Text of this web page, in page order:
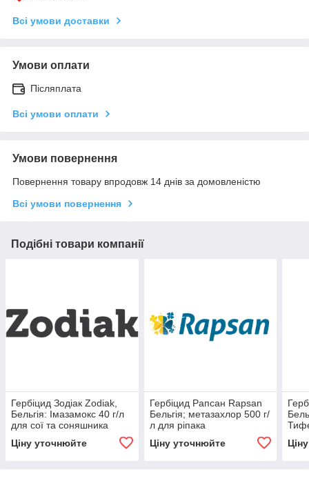
Всі умови доставки
Умови оплати
Післяплата
Всі умови оплати
Умови повернення
Повернення товару впродовж 14 днів за домовленістю
Всі умови повернення
Подібні товари компанії
Гербіцид Зодіак Zodiak,
Бельгія: Імазамокс 40 г/л
для сої та соняшника
Ціну уточнюйте
Гербіцид Рапсан Rapsan
Бельгія; метазахлор 500 г/
л для ріпака
Ціну уточнюйте
сої